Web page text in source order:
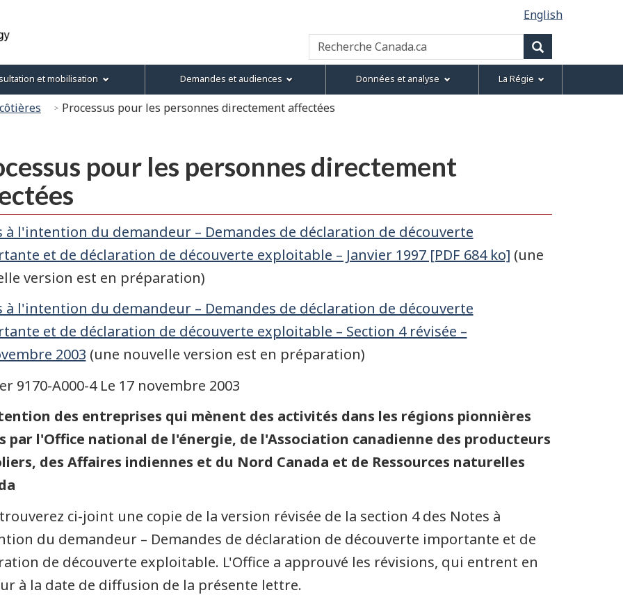
principal
propos
ce
site »
de
section
English
Recherche
Canada.ca
Recherche
et mobilisation Demandes et audiences Données et analyse La Régie
Processus pour les personnes directement affectées
pour les personnes directement
à l'intention du demandeur – Demandes de déclaration de découverte
et de déclaration de découverte exploitable – Janvier 1997 [PDF 684 ko] (une
version est en préparation)
à l'intention du demandeur – Demandes de déclaration de découverte
et de déclaration de découverte exploitable – Section 4 révisée –
2003 (une nouvelle version est en préparation)
9170-A000-4 Le 17 novembre 2003
des entreprises qui mènent des activités dans les régions pionnières
par l'Office national de l'énergie, de l'Association canadienne des producteurs
des Affaires indiennes et du Nord Canada et de Ressources naturelles
ci-joint une copie de la version révisée de la section 4 des Notes à
du demandeur – Demandes de déclaration de découverte importante et de
de découverte exploitable. L'Office a approuvé les révisions, qui entrent en
à la date de diffusion de la présente lettre.